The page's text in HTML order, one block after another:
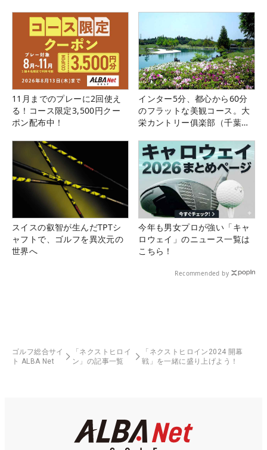
11月までのプレーに2回使え
る！コース限定3,500円クー
ポン配布中！
インター5分、都心から60分
のフラットな美観コース。大
栄カントリー俱楽部（千葉
スイスの叡智が生んだTPTシ
ャフトで、ゴルフを異次元の
世界へ
今年も男女プロが強い「キャ
ロウェイ」のニュース一覧は
こちら！
Recommended by
ゴルフ総合サイ
ト ALBA Net
「ネクストヒロイ
ン」の記事一覧
「ネクストヒロイン2024 開幕
戦」を一緒に盛り上げよう！